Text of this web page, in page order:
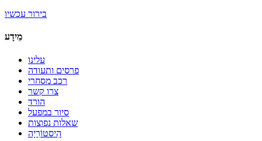
בירור עכשיו
מֵידָע
עלינו
פרסים ותעודה
רכב מסחרי
צרו קשר
הורד
סיור במפעל
שאלות נפוצות
הִיסטוֹרִיָה